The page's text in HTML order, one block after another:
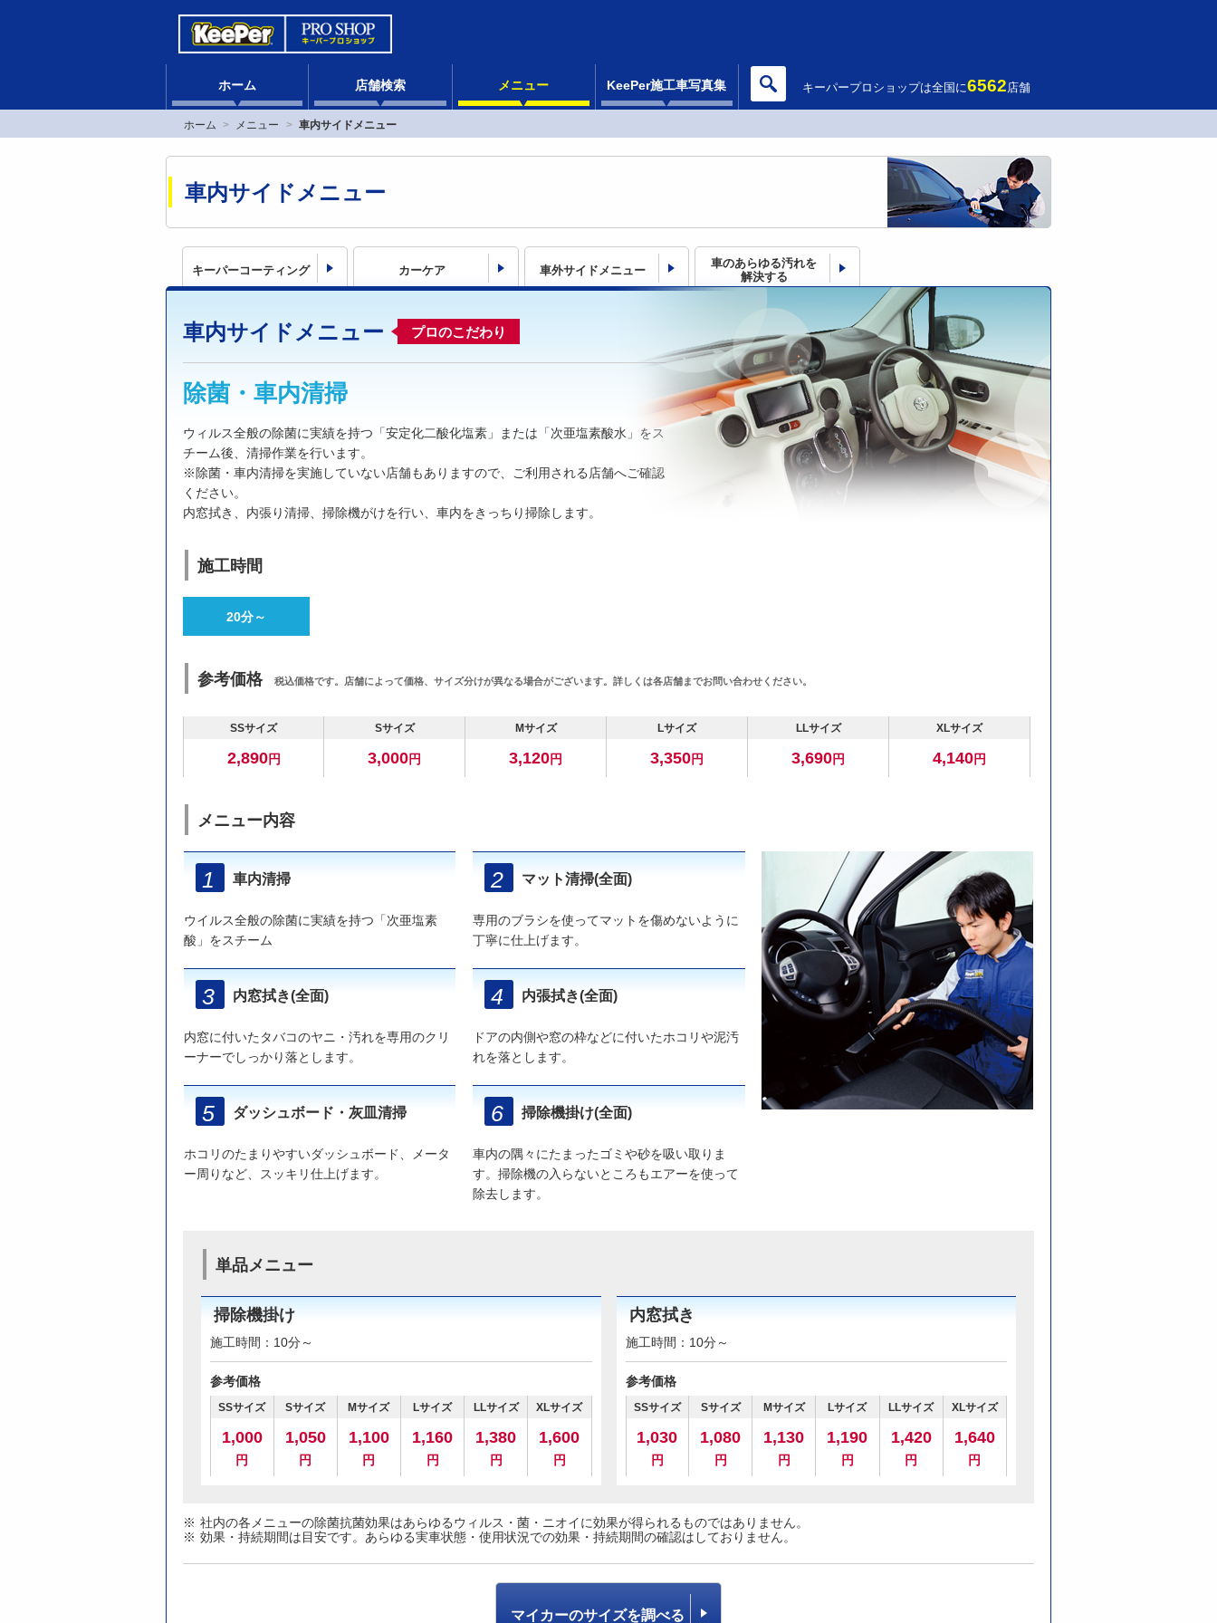
ホーム 店舗検索 メニュー KeePer施工車写真集 キーパープロショップは全国に6562店舗
ホーム メニュー 車内サイドメニュー
車内サイドメニュー
キーパーコーティング カーケア 車外サイドメニュー
車のあらゆる汚れを
解決する
車内サイドメニュー プロのこだわり
除菌・車内清掃
ウィルス全般の除菌に実績を持つ「安定化二酸化塩素」または「次亜塩素酸水」をス
チーム後、清掃作業を行います。
※除菌・車内清掃を実施していない店舗もありますので、ご利用される店舗へご確認
ください。
内窓拭き、内張り清掃、掃除機がけを行い、車内をきっちり掃除します。
施工時間
20分～
参考価格 税込価格です。店舗によって価格、サイズ分けが異なる場合がございます。詳しくは各店舗までお問い合わせください。
SSサイズ
2,890円
Sサイズ
3,000円
Mサイズ
3,120円
Lサイズ
3,350円
LLサイズ
3,690円
XLサイズ
4,140円
メニュー内容
車内清掃
ウイルス全般の除菌に実績を持つ「次亜塩素
酸」をスチーム
マット清掃(全面)
専用のブラシを使ってマットを傷めないように
丁寧に仕上げます。
内窓拭き(全面)
内窓に付いたタバコのヤニ・汚れを専用のクリ
ーナーでしっかり落とします。
内張拭き(全面)
ドアの内側や窓の枠などに付いたホコリや泥汚
れを落とします。
ダッシュボード・灰皿清掃
ホコリのたまりやすいダッシュボード、メータ
ー周りなど、スッキリ仕上げます。
掃除機掛け(全面)
車内の隅々にたまったゴミや砂を吸い取りま
す。掃除機の入らないところもエアーを使って
除去します。
単品メニュー
掃除機掛け
施工時間：10分～
参考価格
SSサイズ
1,000
円
Sサイズ
1,050
円
Mサイズ
1,100
円
Lサイズ
1,160
円
LLサイズ
1,380
円
XLサイズ
1,600
円
内窓拭き
施工時間：10分～
参考価格
SSサイズ
1,030
円
Sサイズ
1,080
円
Mサイズ
1,130
円
Lサイズ
1,190
円
LLサイズ
1,420
円
XLサイズ
1,640
円
社内の各メニューの除菌抗菌効果はあらゆるウィルス・菌・ニオイに効果が得られるものではありません。
効果・持続期間は目安です。あらゆる実車状態・使用状況での効果・持続期間の確認はしておりません。
マイカーのサイズを調べる